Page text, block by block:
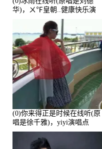
华)，ㄨ℉皇朝..健康快乐演
(0)你来得正是时候在线听(原
唱是徐千雅)，yiyi演唱点
播:21991次